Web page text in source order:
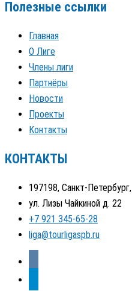
Полезные ссылки
Главная
О Лиге
Члены лиги
Партнёры
Новости
Проекты
Контакты
КОНТАКТЫ
197198, Санкт-Петербург,
ул. Лизы Чайкиной д. 22
+7 921 345-65-28
liga@tourligaspb.ru